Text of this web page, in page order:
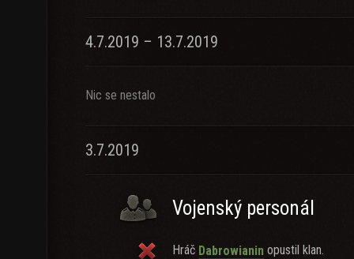
4.7.2019 – 13.7.2019
Nic se nestalo
3.7.2019
Vojenský personál
Hráč Dabrowianin opustil klan.